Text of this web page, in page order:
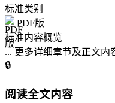
标准类别
PDF版
标准内容概览
... 更多详细章节及正文内
🔒
阅读全文内容